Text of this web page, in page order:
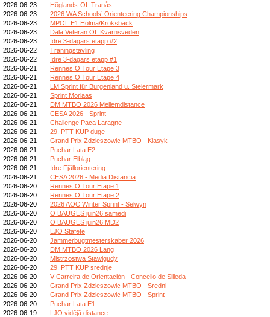
2026-06-23
Höglands-OL Tranås
2026-06-23
2026 WA Schools’ Orienteering Championships
2026-06-23
MPOL E1 Holma/Kroksbäck
2026-06-23
Dala Veteran OL Kvarnsveden
2026-06-23
Idre 3-dagars etapp #2
2026-06-22
Träningstävling
2026-06-22
Idre 3-dagars etapp #1
2026-06-21
Rennes O Tour Etape 3
2026-06-21
Rennes O Tour Etape 4
2026-06-21
LM Sprint für Burgenland u. Steiermark
2026-06-21
Sprint Morlaas
2026-06-21
DM MTBO 2026 Mellemdistance
2026-06-21
CESA 2026 - Sprint
2026-06-21
Challenge Paca Laragne
2026-06-21
29. PTT KUP duge
2026-06-21
Grand Prix Zdzieszowic MTBO - Klasyk
2026-06-21
Puchar Lata E2
2026-06-21
Puchar Elbląg
2026-06-21
Idre Fjällorientering
2026-06-21
CESA 2026 - Media Distancia
2026-06-20
Rennes O Tour Etape 1
2026-06-20
Rennes O Tour Etape 2
2026-06-20
2026 AOC Winter Sprint - Selwyn
2026-06-20
O BAUGES juin26 samedi
2026-06-20
O BAUGES juin26 MD2
2026-06-20
LJO Stafete
2026-06-20
Jammerbugtmesterskaber 2026
2026-06-20
DM MTBO 2026 Lang
2026-06-20
Mistrzostwa Stawigudy
2026-06-20
29. PTT KUP srednje
2026-06-20
V Carreira de Orientación - Concello de Silleda
2026-06-20
Grand Prix Zdzieszowic MTBO - Sredni
2026-06-20
Grand Prix Zdzieszowic MTBO - Sprint
2026-06-20
Puchar Lata E1
2026-06-19
LJO vidējā distance